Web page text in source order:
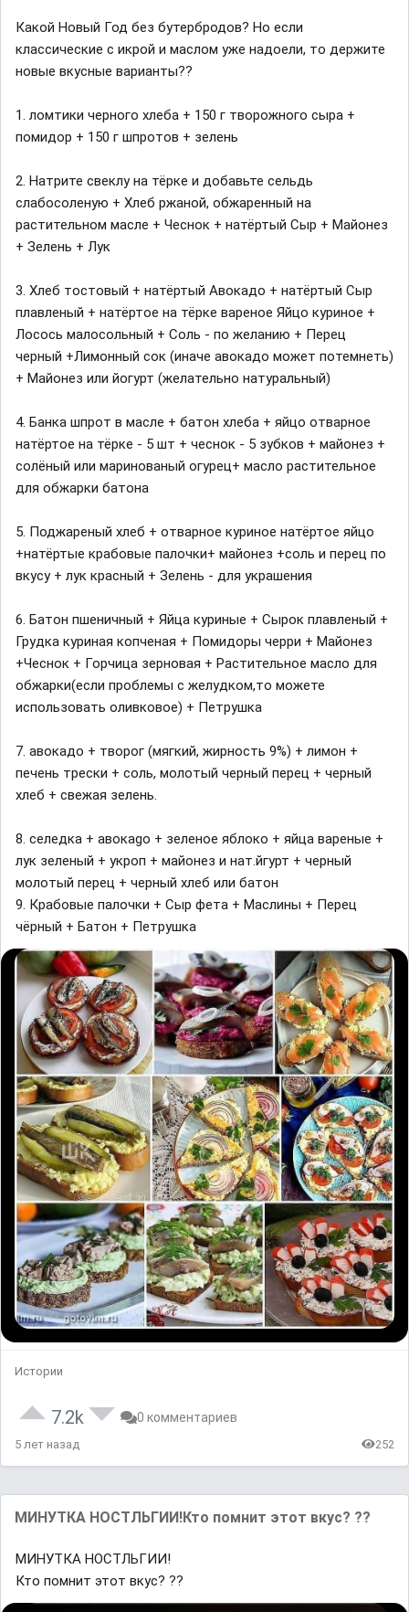
Какой Новый Год без бутербродов? Но если
классические с икрой и маслом уже надоели, то держите
новые вкусные варианты??
1. ломтики черного хлеба + 150 г творожного сыра +
помидор + 150 г шпротов + зелень
2. Натрите свеклу на тёрке и добавьте сельдь
слабосоленую + Хлеб ржаной, обжаренный на
растительном масле + Чеснок + натёртый Сыр + Майонез
+ Зелень + Лук
3. Хлеб тостовый + натёртый Авокадо + натёртый Сыр
плавленый + натёртое на тёрке вареное Яйцо куриное +
Лосось малосольный + Соль - по желанию + Перец
черный +Лимонный сок (иначе авокадо может потемнеть)
+ Майонез или йогурт (желательно натуральный)
4. Банка шпрот в масле + батон хлеба + яйцо отварное
натёртое на тёрке - 5 шт + чеснок - 5 зубков + майонез +
солёный или маринованый огурец+ масло растительное
для обжарки батона
5. Поджареный хлеб + отварное куриное натёртое яйцо
+натёртые крабовые палочки+ майонез +соль и перец по
вкусу + лук красный + Зелень - для украшения
6. Батон пшеничный + Яйца куриные + Сырок плавленый +
Грудка куриная копченая + Помидоры черри + Майонез
+Чеснок + Горчица зерновая + Растительное масло для
обжарки(если проблемы с желудком,то можете
использовать оливковое) + Петрушка
7. авокадо + творог (мягкий, жирность 9%) + лимон +
печень трески + соль, молотый черный перец + черный
хлеб + свежая зелень.
8. селедка + авокаgо + зеленое яблоко + яйца вареные +
лук зеленый + укроп + майонез и нат.йгурт + черный
молотый перец + черный хлеб или батон ⠀
9. Крабовые палочки + Сыр фета + Маслины + Перец
чёрный + Батон + Петрушка
Истории
7.2k 0 комментариев
5 лет назад 252
МИНУТКА НОСТЛЬГИИ!Кто помнит этот вкус? ??
МИНУТКА НОСТЛЬГИИ!
Кто помнит этот вкус? ??